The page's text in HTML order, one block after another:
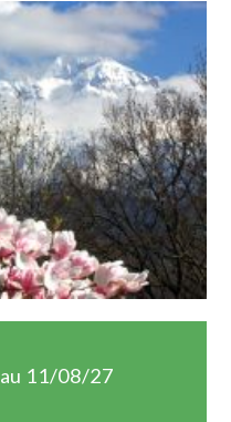
au 11/08/27